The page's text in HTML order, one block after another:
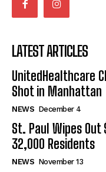
LATEST ARTICLES
UnitedHealthcare
Shot in Manhattan
NEWS December 4
St. Paul Wipes
32,000 Residents
NEWS November 13